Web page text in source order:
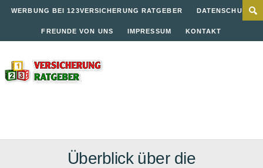
WERBUNG BEI 123VERSICHERUNG RATGEBER DATENSCHUTZ
FREUNDE VON UNS IMPRESSUM KONTAKT
Überblick über die